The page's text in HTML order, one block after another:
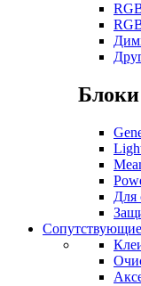
Для
Сопутствующие